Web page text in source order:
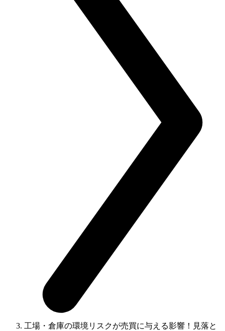
工場・倉庫の環境リスクが売買に与える影響！見落と